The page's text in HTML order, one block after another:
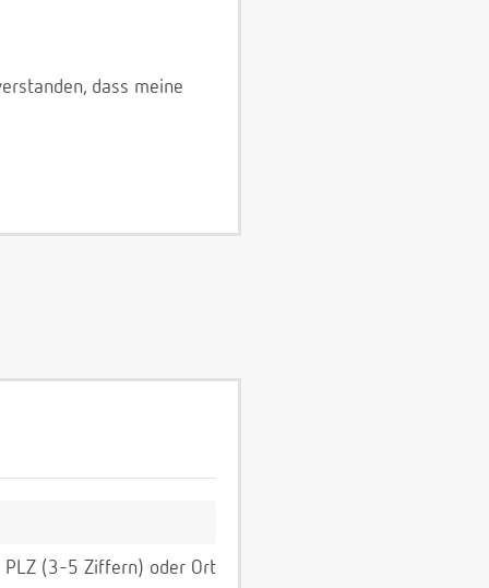
dass meine
PLZ (3-5 Ziffern) oder Ort